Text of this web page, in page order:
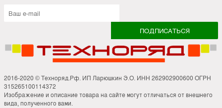
2016-2020 © Техноряд.Рф. ИП Ларюшкин Э.О. ИНН 262902900600 ОГРН
315265100114372
Изображение и описание товара на сайте могут отличаться от внешнего
вида, полученного вами.